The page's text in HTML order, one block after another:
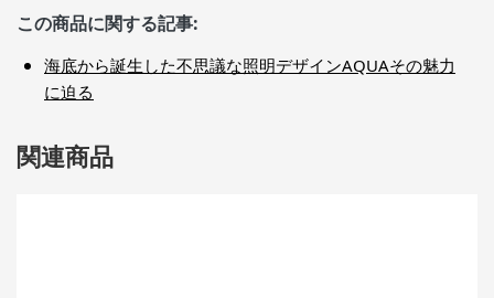
この商品に関する記事:
海底から誕生した不思議な照明デザインAQUAその魅力
に迫る
関連商品